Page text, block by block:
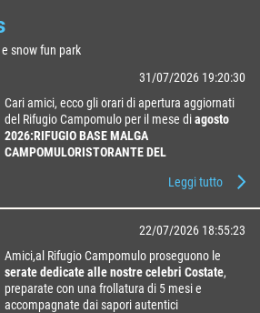
snow fun park
31/07/2026 19:20:30
Cari amici, ecco gli orari di apertura aggiornati
del Rifugio Campomulo per il mese diagosto
2026:RIFUGIO BASE MALGA
CAMPOMULORISTORANTE DEL
Leggi tutto
22/07/2026 18:55:23
Amici,al Rifugio Campomulo proseguono le
serate dedicate alle nostre celebri Costate,
preparate con una frollatura di 5 mesi e
accompagnate dai sapori autentici